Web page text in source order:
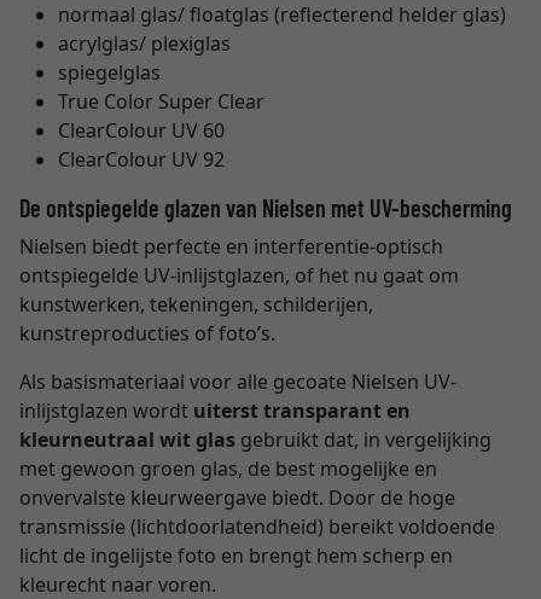
normaal glas/ floatglas (reflecterend helder glas)
acrylglas/ plexiglas
spiegelglas
True Color Super Clear
ClearColour UV 60
ClearColour UV 92
De ontspiegelde glazen van Nielsen met UV-bescherming
Nielsen biedt perfecte en interferentie-optisch
ontspiegelde UV-inlijstglazen, of het nu gaat om
kunstwerken, tekeningen, schilderijen,
kunstreproducties of foto’s.
Als basismateriaal voor alle gecoate Nielsen UV-
inlijstglazen wordt uiterst transparant en
kleurneutraal wit glas gebruikt dat, in vergelijking
met gewoon groen glas, de best mogelijke en
onvervalste kleurweergave biedt. Door de hoge
transmissie (lichtdoorlatendheid) bereikt voldoende
licht de ingelijste foto en brengt hem scherp en
kleurecht naar voren.